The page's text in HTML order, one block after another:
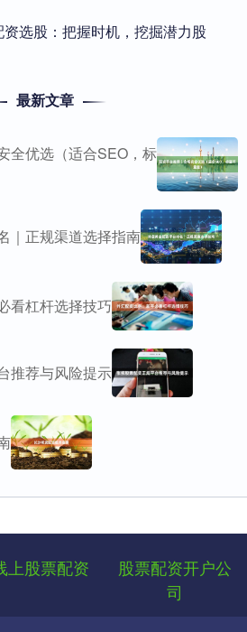
选股：把握时机，挖掘潜力股
最新文章
全优选（适合SEO，标
｜正规渠道选择指南
看杠杆选择技巧
推荐与风险提示
上股票配资
股票配资开户公
司